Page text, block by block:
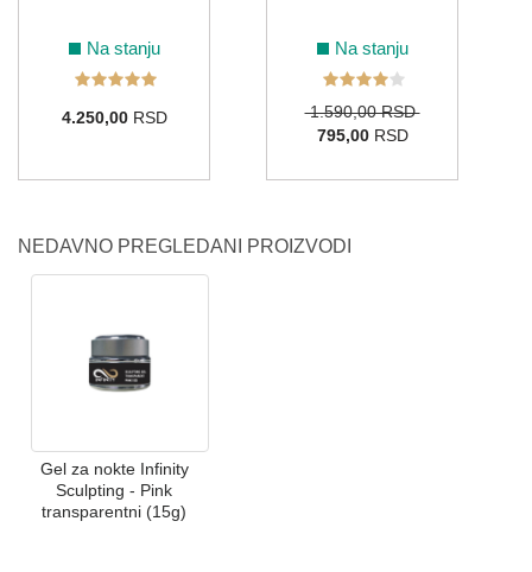
Na stanju
4.250,00RSD
Na stanju
1.590,00 RSD
795,00RSD
NEDAVNO PREGLEDANI PROIZVODI
Gel za nokte Infinity
Sculpting - Pink
transparentni (15g)